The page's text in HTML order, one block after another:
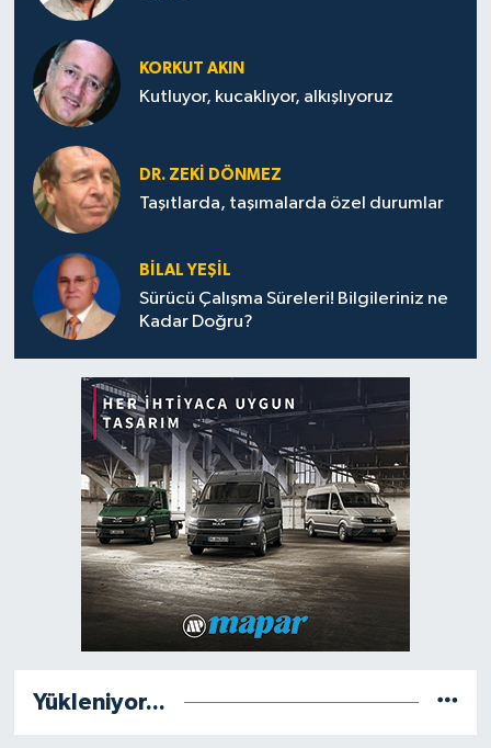
KORKUT AKIN
Kutluyor, kucaklıyor, alkışlıyoruz
DR. ZEKI DÖNMEZ
Taşıtlarda, taşımalarda özel durumlar
BILAL YEŞIL
Sürücü Çalışma Süreleri! Bilgileriniz ne
Kadar Doğru?
Yükleniyor...